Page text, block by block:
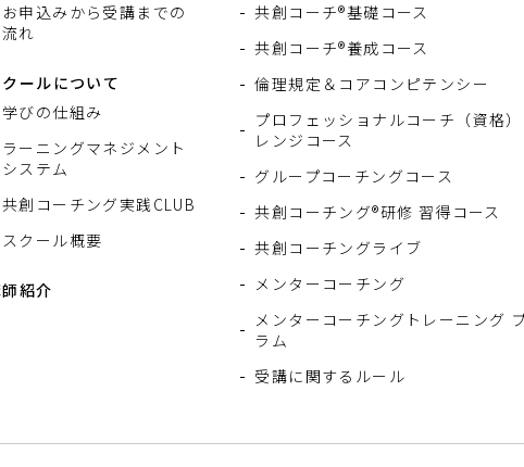
お申込みから受講までの
流れ
ールについて
学びの仕組み
ラーニングマネジメント
システム
共創コーチング実践CLUB
スクール概要
紹介
共創コーチ®基礎コース
共創コーチ®養成コース
倫理規定＆コアコンピテンシー
プロフェッショナルコーチ（資格）
レンジコース
グループコーチングコース
共創コーチング®研修 習得コース
共創コーチングライブ
メンターコーチング
メンターコーチングトレーニング
ラム
受講に関するルール